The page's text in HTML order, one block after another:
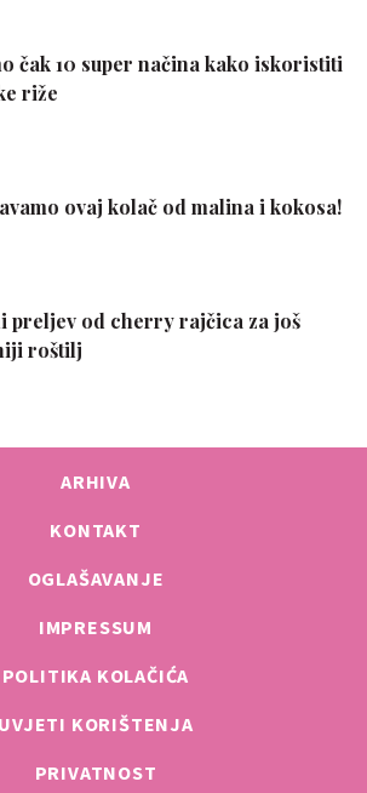
ARHIVA
KONTAKT
OGLAŠAVANJE
IMPRESSUM
POLITIKA KOLAČIĆA
UVJETI KORIŠTENJA
PRIVATNOST